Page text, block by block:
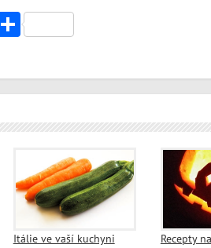
Share
Itálie ve vaší kuchyni
Recepty